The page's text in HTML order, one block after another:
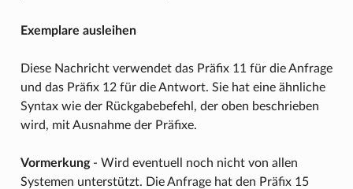
Exemplare ausleihen
Diese Nachricht verwendet das Präfix 11 für die Anfrage
und das Präfix 12 für die Antwort. Sie hat eine ähnliche
Syntax wie der Rückgabebefehl, der oben beschrieben
wird, mit Ausnahme der Präfixe.
Vormerkung- Wird eventuell noch nicht von allen
Systemen unterstützt. Die Anfrage hat den Präfix 15